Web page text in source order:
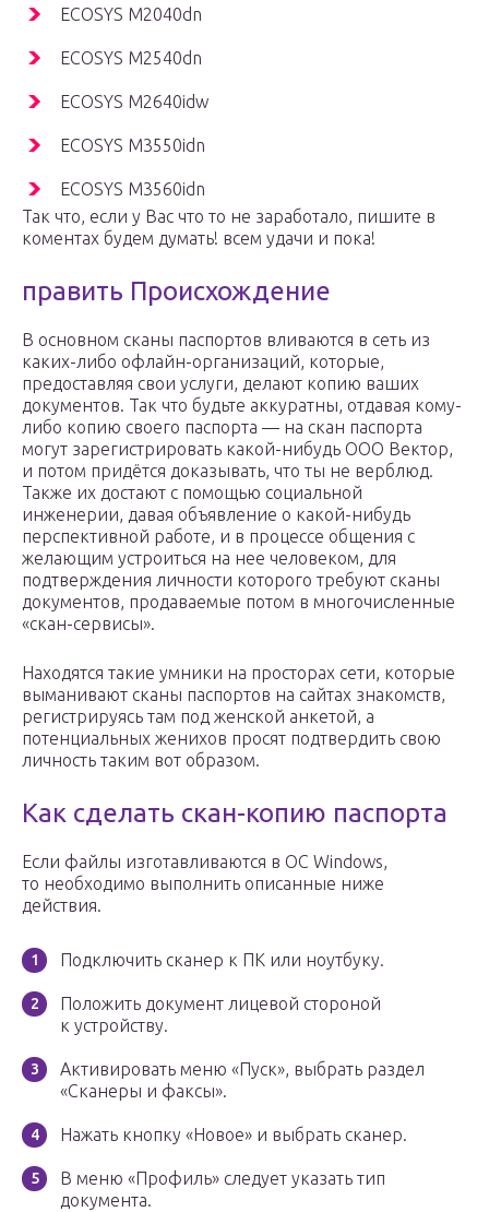
ECOSYS M2040dn
ECOSYS M2540dn
ECOSYS M2640idw
ECOSYS M3550idn
ECOSYS M3560idn
Так что, если у Вас что то не заработало, пишите в
коментах будем думать! всем удачи и пока!
править Происхождение
В основном сканы паспортов вливаются в сеть из
каких-либо офлайн-организаций, которые,
предоставляя свои услуги, делают копию ваших
документов. Так что будьте аккуратны, отдавая кому-
либо копию своего паспорта — на скан паспорта
могут зарегистрировать какой-нибудь ООО Вектор,
и потом придётся доказывать, что ты не верблюд.
Также их достают с помощью социальной
инженерии, давая объявление о какой-нибудь
перспективной работе, и в процессе общения с
желающим устроиться на нее человеком, для
подтверждения личности которого требуют сканы
документов, продаваемые потом в многочисленные
«скан-сервисы».
Находятся такие умники на просторах сети, которые
выманивают сканы паспортов на сайтах знакомств,
регистрируясь там под женской анкетой, а
потенциальных женихов просят подтвердить свою
личность таким вот образом.
Как сделать скан-копию паспорта
Если файлы изготавливаются в ОС Windows,
то необходимо выполнить описанные ниже
действия.
Подключить сканер к ПК или ноутбуку.
Положить документ лицевой стороной
к устройству.
Активировать меню «Пуск», выбрать раздел
«Сканеры и факсы».
Нажать кнопку «Новое» и выбрать сканер.
В меню «Профиль» следует указать тип
документа.